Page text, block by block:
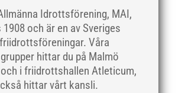
Idrottsförening, MAI,
1908 och är en av Sveriges
Våra
hittar du på Malmö
i friidrottshallen Atleticum,
hittar vårt kansli.